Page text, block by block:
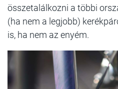
összetalálkozni a többi
(ha nem a legjobb)
is, ha nem az enyém.